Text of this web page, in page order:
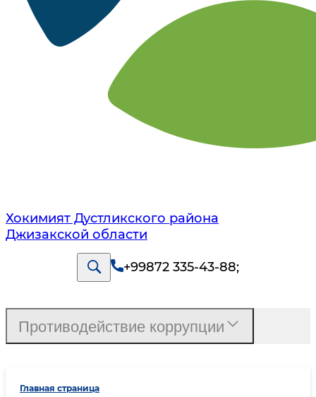
Хокимият Дустликского района
Джизакской области
+99872 335-43-88;
Главная страница
Противодействие коррупции